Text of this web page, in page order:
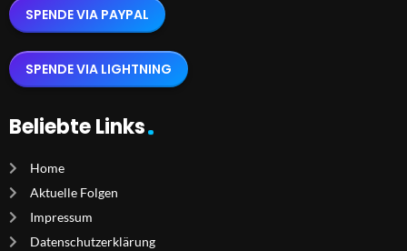
SPENDE VIA PAYPAL
SPENDE VIA LIGHTNING
Beliebte Links
Home
Aktuelle Folgen
Impressum
Datenschutzerklärung